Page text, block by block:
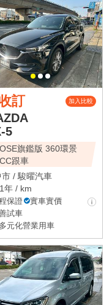
訂 加入比較
5
旗鑑版 360環景
跟車
市 / 駿曜汽車
年 / km
保證
實車實價
試車
元化營業用車